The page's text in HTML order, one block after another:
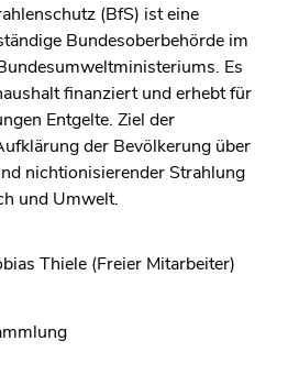
(BfS) ist eine
Bundesoberbehörde im
Es
finanziert und erhebt für
Entgelte. Ziel der
der Bevölkerung über
nichtionisierender Strahlung
und Umwelt.
Thiele (Freier Mitarbeiter)